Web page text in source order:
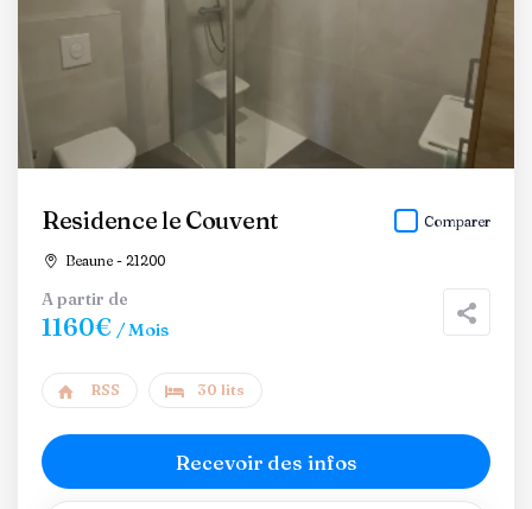
Residence le Couvent
Beaune - 21200
Comparer
A partir de
1160€ / Mois
RSS 30 lits
Recevoir des infos